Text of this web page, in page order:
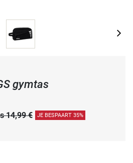
gymtas
14,99 € JE BESPAART 35%